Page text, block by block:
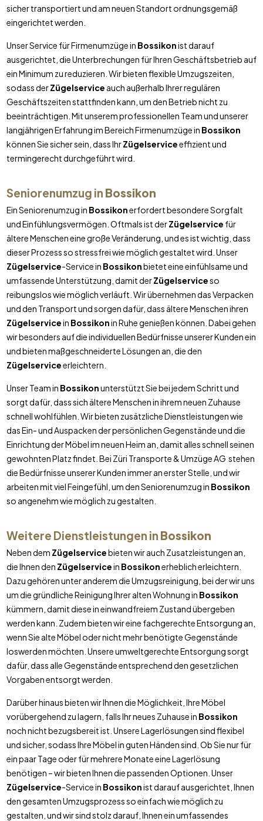
sicher transportiert und am neuen Standort ordnungsgemäß
eingerichtet werden.
Unser Service für Firmenumzüge in Bossikonist darauf
ausgerichtet, die Unterbrechungen für Ihren Geschäftsbetrieb auf
ein Minimum zu reduzieren. Wir bieten flexible Umzugszeiten,
sodass derZügelservice auch außerhalb Ihrer regulären
Geschäftszeiten stattfinden kann, um den Betrieb nicht zu
beeinträchtigen. Mit unserem professionellen Team und unserer
langjährigen Erfahrung im Bereich Firmenumzüge in Bossikon
können Sie sicher sein, dass IhrZügelserviceeffizient und
termingerecht durchgeführt wird.
Seniorenumzug in Bossikon
Ein Seniorenumzug in Bossikonerfordert besondere Sorgfalt
und Einfühlungsvermögen. Oftmals ist derZügelservice für
ältere Menschen eine große Veränderung, und es ist wichtig, dass
dieser Prozess so stressfrei wie möglich gestaltet wird. Unser
Zügelservice-Service in Bossikonbietet eine einfühlsame und
umfassende Unterstützung, damit derZügelserviceso
reibungslos wie möglich verläuft. Wir übernehmen das Verpacken
und den Transport und sorgen dafür, dass ältere Menschen ihren
Zügelservicein Bossikonin Ruhe genießen können. Dabei gehen
wir besonders auf die individuellen Bedürfnisse unserer Kunden ein
und bieten maßgeschneiderte Lösungen an, die den
Zügelserviceerleichtern.
Unser Team in Bossikonunterstützt Sie bei jedem Schritt und
sorgt dafür, dass sich ältere Menschen in ihrem neuen Zuhause
schnell wohlfühlen. Wir bieten zusätzliche Dienstleistungen wie
das Ein- und Auspacken der persönlichen Gegenstände und die
Einrichtung der Möbel im neuen Heim an, damit alles schnell seinen
gewohnten Platz findet. Bei Züri Transporte & Umzüge AG stehen
die Bedürfnisse unserer Kunden immer an erster Stelle, und wir
arbeiten mit viel Feingefühl, um den Seniorenumzug in Bossikon
so angenehm wie möglich zu gestalten.
Weitere Dienstleistungen in Bossikon
Neben dem Zügelservicebieten wir auch Zusatzleistungen an,
die Ihnen den Zügelservicein Bossikonerheblich erleichtern.
Dazu gehören unter anderem die Umzugsreinigung, bei der wir uns
um die gründliche Reinigung Ihrer alten Wohnung in Bossikon
kümmern, damit diese in einwandfreiem Zustand übergeben
werden kann. Zudem bieten wir eine fachgerechte Entsorgung an,
wenn Sie alte Möbel oder nicht mehr benötigte Gegenstände
loswerden möchten. Unsere umweltgerechte Entsorgung sorgt
dafür, dass alle Gegenstände entsprechend den gesetzlichen
Vorgaben entsorgt werden.
Darüber hinaus bieten wir Ihnen die Möglichkeit, Ihre Möbel
vorübergehend zu lagern, falls Ihr neues Zuhause in Bossikon
noch nicht bezugsbereit ist. Unsere Lagerlösungen sind flexibel
und sicher, sodass Ihre Möbel in guten Händen sind. Ob Sie nur für
ein paar Tage oder für mehrere Monate eine Lagerlösung
benötigen – wir bieten Ihnen die passenden Optionen. Unser
Zügelservice-Service in Bossikonist darauf ausgerichtet, Ihnen
den gesamten Umzugsprozess so einfach wie möglich zu
gestalten, und wir sind stolz darauf, Ihnen ein umfassendes